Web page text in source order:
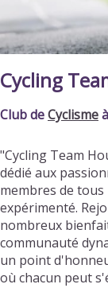
Cycling
Club deCyclismeà
"Cycling Team
dédié aux
membres de
expérimenté.
nombreux
communauté
un point
où chacun peut